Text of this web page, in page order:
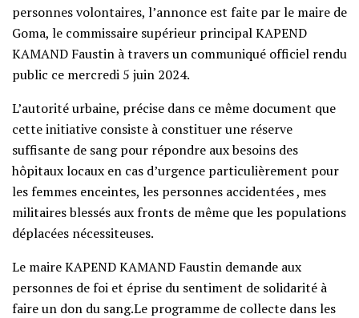
personnes volontaires, l’annonce est faite par le maire de
Goma, le commissaire supérieur principal KAPEND
KAMAND Faustin à travers un communiqué officiel rendu
public ce mercredi 5 juin 2024.
L’autorité urbaine, précise dans ce même document que
cette initiative consiste à constituer une réserve
suffisante de sang pour répondre aux besoins des
hôpitaux locaux en cas d’urgence particulièrement pour
les femmes enceintes, les personnes accidentées , mes
militaires blessés aux fronts de même que les populations
déplacées nécessiteuses.
Le maire KAPEND KAMAND Faustin demande aux
personnes de foi et éprise du sentiment de solidarité à
faire un don du sang.Le programme de collecte dans les